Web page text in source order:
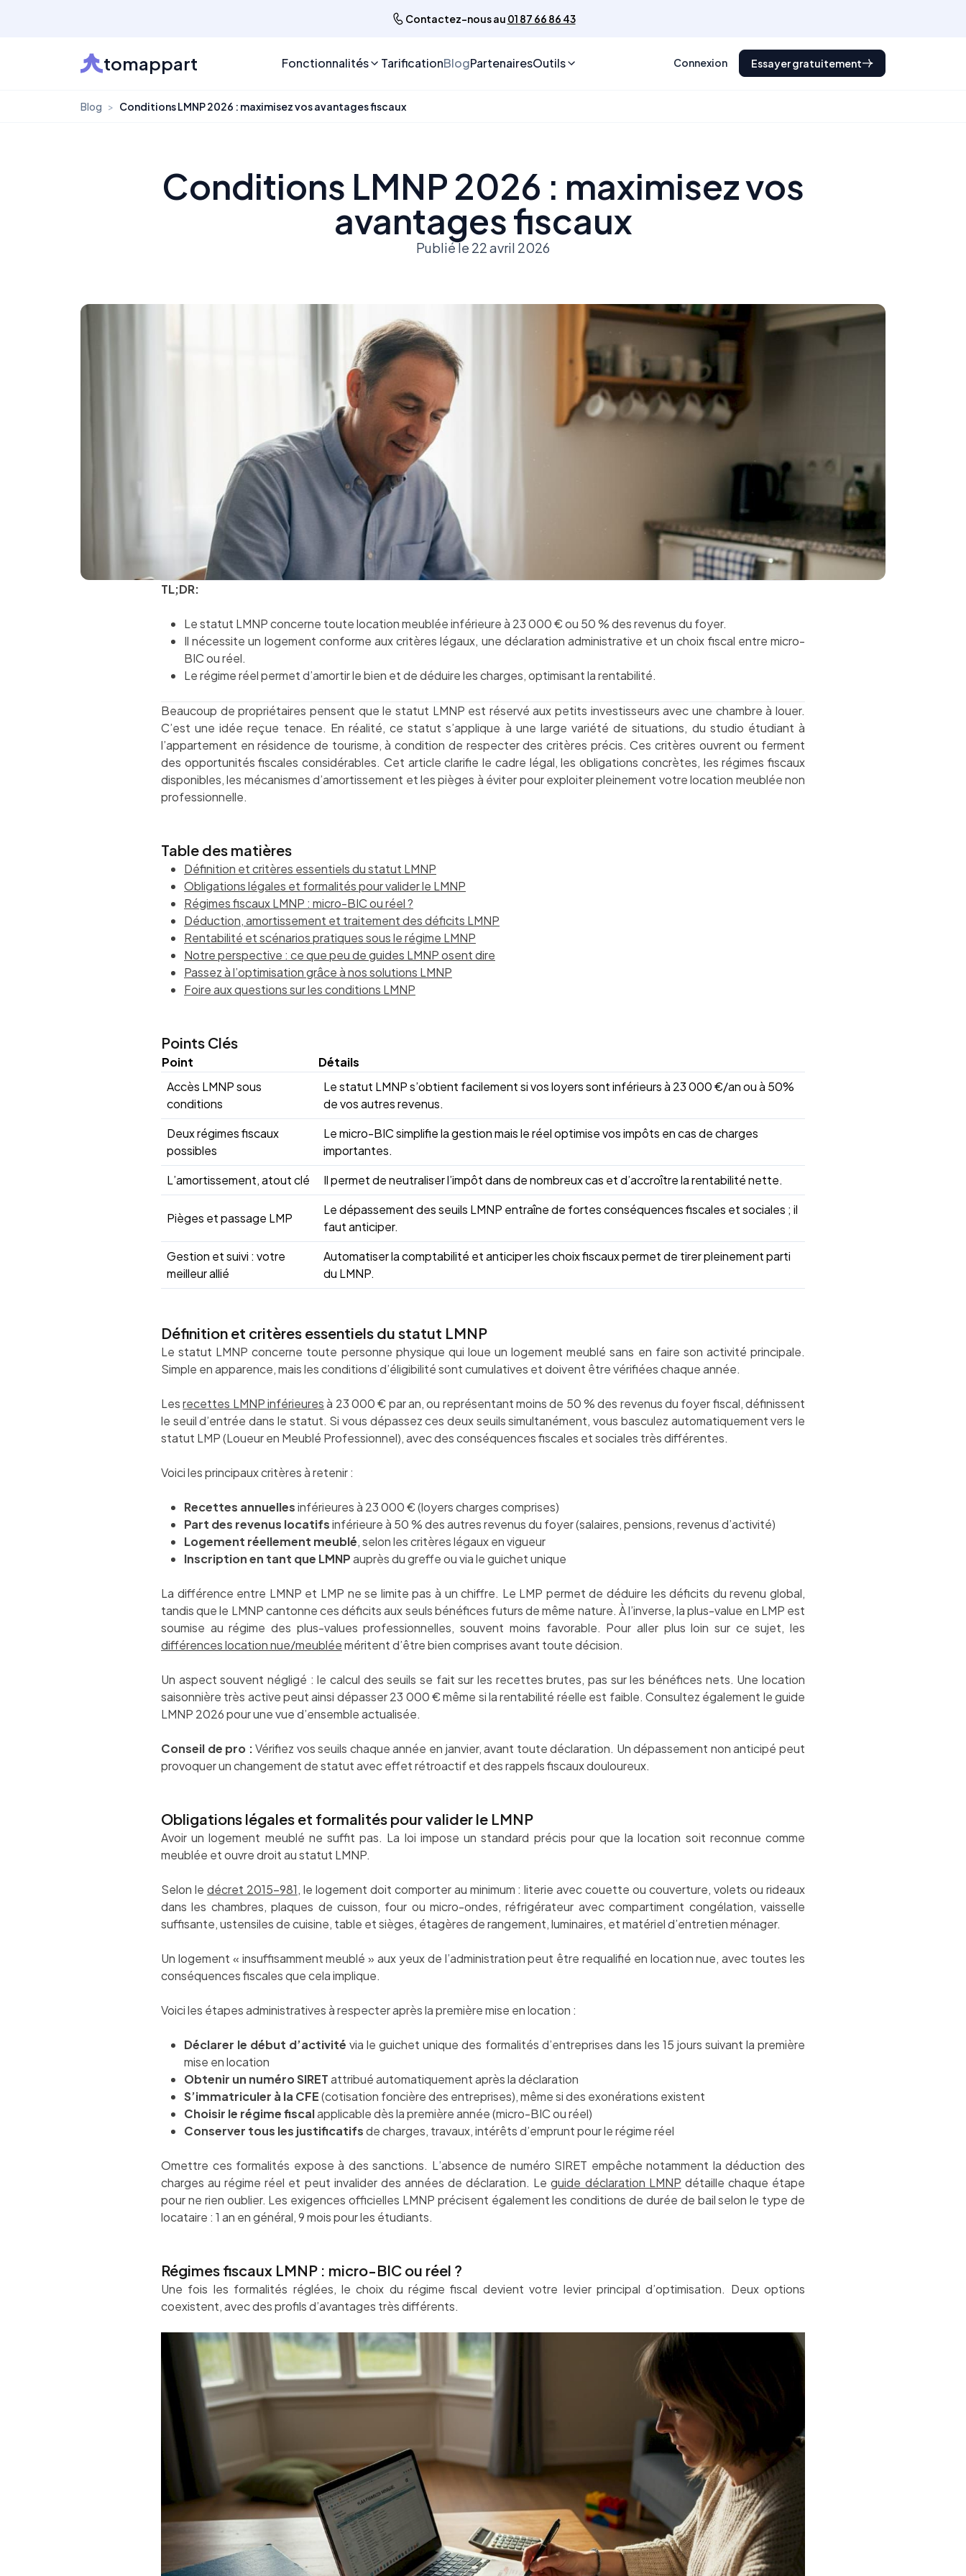
Contactez-nous au 01 87 66 86 43
tomappart Fonctionnalités TarificationBlogPartenairesOutils Connexion Essayer gratuitement
Blog > Conditions LMNP 2026 : maximisez vos avantages fiscaux
Conditions LMNP 2026 : maximisez vos
avantages fiscaux
Publié le 22 avril 2026
TL;DR:
Le statut LMNP concerne toute location meublée inférieure à 23 000 € ou 50 % des revenus du foyer.
Il nécessite un logement conforme aux critères légaux, une déclaration administrative et un choix fiscal entre micro-
BIC ou réel.
Le régime réel permet d’amortir le bien et de déduire les charges, optimisant la rentabilité.
Beaucoup de propriétaires pensent que le statut LMNP est réservé aux petits investisseurs avec une chambre à louer.
C’est une idée reçue tenace. En réalité, ce statut s’applique à une large variété de situations, du studio étudiant à
l’appartement en résidence de tourisme, à condition de respecter des critères précis. Ces critères ouvrent ou ferment
des opportunités fiscales considérables. Cet article clarifie le cadre légal, les obligations concrètes, les régimes fiscaux
disponibles, les mécanismes d’amortissement et les pièges à éviter pour exploiter pleinement votre location meublée non
professionnelle.
Table des matières
Définition et critères essentiels du statut LMNP
Obligations légales et formalités pour valider le LMNP
Régimes fiscaux LMNP : micro-BIC ou réel ?
Déduction, amortissement et traitement des déficits LMNP
Rentabilité et scénarios pratiques sous le régime LMNP
Notre perspective : ce que peu de guides LMNP osent dire
Passez à l’optimisation grâce à nos solutions LMNP
Foire aux questions sur les conditions LMNP
Points Clés
Point
Détails
Accès LMNP sous
conditions
Le statut LMNP s’obtient facilement si vos loyers sont inférieurs à 23 000 €/an ou à 50%
de vos autres revenus.
Deux régimes fiscaux
possibles
Le micro-BIC simplifie la gestion mais le réel optimise vos impôts en cas de charges
importantes.
L’amortissement, atout clé
Il permet de neutraliser l’impôt dans de nombreux cas et d’accroître la rentabilité nette.
Pièges et passage LMP
Le dépassement des seuils LMNP entraîne de fortes conséquences fiscales et sociales ; il
faut anticiper.
Gestion et suivi : votre
meilleur allié
Automatiser la comptabilité et anticiper les choix fiscaux permet de tirer pleinement parti
du LMNP.
Définition et critères essentiels du statut LMNP
Le statut LMNP concerne toute personne physique qui loue un logement meublé sans en faire son activité principale.
Simple en apparence, mais les conditions d’éligibilité sont cumulatives et doivent être vérifiées chaque année.
Lesrecettes LMNP inférieuresà 23 000 € par an, ou représentant moins de 50 % des revenus du foyer fiscal, définissent
le seuil d’entrée dans le statut. Si vous dépassez ces deux seuils simultanément, vous basculez automatiquement vers le
statut LMP (Loueur en Meublé Professionnel), avec des conséquences fiscales et sociales très différentes.
Voici les principaux critères à retenir :
Recettes annuellesinférieures à 23 000 € (loyers charges comprises)
Part des revenus locatifsinférieure à 50 % des autres revenus du foyer (salaires, pensions, revenus d’activité)
Logement réellement meublé, selon les critères légaux en vigueur
Inscription en tant que LMNPauprès du greffe ou via le guichet unique
La différence entre LMNP et LMP ne se limite pas à un chiffre. Le LMP permet de déduire les déficits du revenu global,
tandis que le LMNP cantonne ces déficits aux seuls bénéfices futurs de même nature. À l’inverse, la plus-value en LMP est
soumise au régime des plus-values professionnelles, souvent moins favorable. Pour aller plus loin sur ce sujet, les
différences location nue/meubléeméritent d’être bien comprises avant toute décision.
Un aspect souvent négligé : le calcul des seuils se fait sur les recettes brutes, pas sur les bénéfices nets. Une location
saisonnière très active peut ainsi dépasser 23 000 € même si la rentabilité réelle est faible. Consultez également le guide
LMNP 2026 pour une vue d’ensemble actualisée.
Conseil de pro :Vérifiez vos seuils chaque année en janvier, avant toute déclaration. Un dépassement non anticipé peut
provoquer un changement de statut avec effet rétroactif et des rappels fiscaux douloureux.
Obligations légales et formalités pour valider le LMNP
Avoir un logement meublé ne suffit pas. La loi impose un standard précis pour que la location soit reconnue comme
meublée et ouvre droit au statut LMNP.
Selon le décret 2015-981, le logement doit comporter au minimum : literie avec couette ou couverture, volets ou rideaux
dans les chambres, plaques de cuisson, four ou micro-ondes, réfrigérateur avec compartiment congélation, vaisselle
suffisante, ustensiles de cuisine, table et sièges, étagères de rangement, luminaires, et matériel d’entretien ménager.
Un logement « insuffisamment meublé » aux yeux de l’administration peut être requalifié en location nue, avec toutes les
conséquences fiscales que cela implique.
Voici les étapes administratives à respecter après la première mise en location :
Déclarer le début d’activité via le guichet unique des formalités d’entreprises dans les 15 jours suivant la première
mise en location
Obtenir un numéro SIRETattribué automatiquement après la déclaration
S’immatriculer à la CFE(cotisation foncière des entreprises), même si des exonérations existent
Choisir le régime fiscalapplicable dès la première année (micro-BIC ou réel)
Conserver tous les justificatifsde charges, travaux, intérêts d’emprunt pour le régime réel
Omettre ces formalités expose à des sanctions. L’absence de numéro SIRET empêche notamment la déduction des
charges au régime réel et peut invalider des années de déclaration. Leguide déclaration LMNP détaille chaque étape
pour ne rien oublier. Les exigences officielles LMNP précisent également les conditions de durée de bail selon le type de
locataire : 1 an en général, 9 mois pour les étudiants.
Régimes fiscaux LMNP : micro-BIC ou réel ?
Une fois les formalités réglées, le choix du régime fiscal devient votre levier principal d’optimisation. Deux options
coexistent, avec des profils d’avantages très différents.